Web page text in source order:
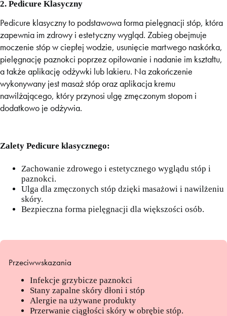
2. Pedicure Klasyczny
Pedicure klasyczny to podstawowa forma pielęgnacji stóp, która
zapewnia im zdrowy i estetyczny wygląd. Zabieg obejmuje
moczenie stóp w ciepłej wodzie, usunięcie martwego naskórka,
pielęgnację paznokci poprzez opiłowanie i nadanie im kształtu,
a także aplikację odżywki lub lakieru. Na zakończenie
wykonywany jest masaż stóp oraz aplikacja kremu
nawilżającego, który przynosi ulgę zmęczonym stopom i
dodatkowo je odżywia.
Zalety Pedicure klasycznego:
Zachowanie zdrowego i estetycznego wyglądu stóp i
paznokci.
Ulga dla zmęczonych stóp dzięki masażowi i nawilżeniu
skóry.
Bezpieczna forma pielęgnacji dla większości osób.
Przeciwwskazania
Infekcje grzybicze paznokci
Stany zapalne skóry dłoni i stóp
Alergie na używane produkty
Przerwanie ciągłości skóry w obrębie stóp.